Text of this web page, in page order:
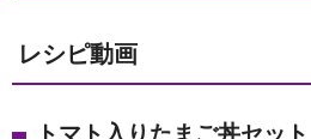
レシピ動画
トマト入りたまご丼セット